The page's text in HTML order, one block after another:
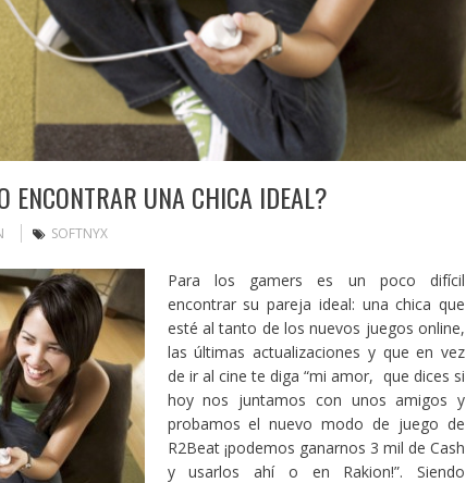
ENCONTRAR UNA CHICA IDEAL?
SOFTNYX
Para los gamers es un poco difícil
encontrar su pareja ideal: una chica que
esté al tanto de los nuevos juegos online,
las últimas actualizaciones y que en vez
de ir al cine te diga “mi amor, que dices si
hoy nos juntamos con unos amigos y
probamos el nuevo modo de juego de
R2Beat ¡podemos ganarnos 3 mil de Cash
y usarlos ahí o en Rakion!”. Siendo